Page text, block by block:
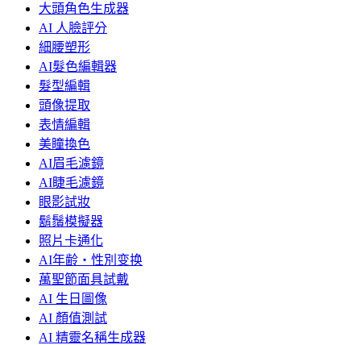
大頭角色生成器
AI 人臉評分
細腰塑形
AI髮色編輯器
髮型編輯
頭像提取
表情編輯
美瞳換色
AI眉毛濾鏡
AI睫毛濾鏡
眼影試妝
鬍鬚模擬器
照片卡通化
AI年齢・性別变换
萬聖節面具試戴
AI 生日圖像
AI 顏值測試
AI 精靈名稱生成器